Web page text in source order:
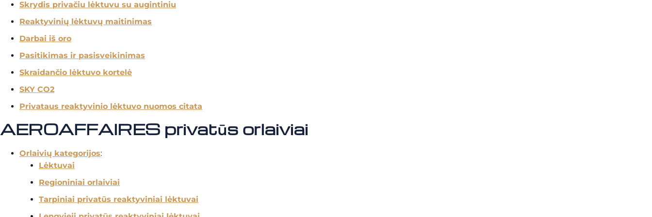
Skrydis privačiu lėktuvu su augintiniu
Reaktyvinių lėktuvų maitinimas
Darbai iš oro
Pasitikimas ir pasisveikinimas
Skraidančio lėktuvo kortelė
SKY CO2
Privataus reaktyvinio lėktuvo nuomos citata
AEROAFFAIRES privatūs orlaiviai
Orlaivių kategorijos:
Lėktuvai
Regioniniai orlaiviai
Tarpiniai privatūs reaktyviniai lėktuvai